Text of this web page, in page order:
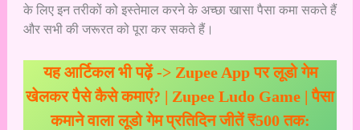
के लिए इन तरीकों को इस्तेमाल करने के अच्छा खासा पैसा कमा सकते हैं
और सभी की जरूरत को पूरा कर सकते हैं।
यह आर्टिकल भी पढ़ें -> Zupee App पर लूडो गेम
खेलकर पैसे कैसे कमाएं? | Zupee Ludo Game | पैसा
कमाने वाला लूडो गेम प्रतिदिन जीतें ₹500 तक: